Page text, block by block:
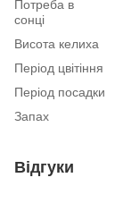
Потреба в
сонці
Висота келиха
Період цвітіння
Період посадки
Запах
Відгуки